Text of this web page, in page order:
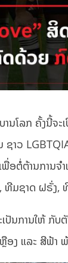
ນໂລກ ຄັ້ງນີ້ຈະ
າວ
ອຕໍ່ຕ້ານການຈ
ທີມຊາດ ຝຣັ່ງ,
ເປັນການໃຫ້
ອງ ແລະ ສີຟ້າ